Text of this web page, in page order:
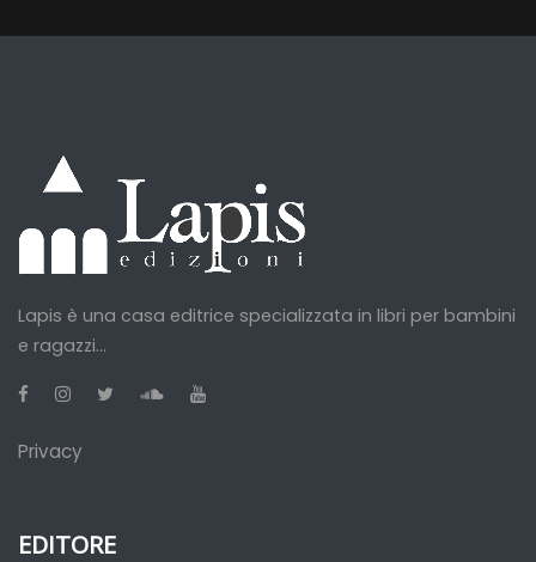
Lapis è una casa editrice specializzata in libri per bambini
e ragazzi...
Privacy
EDITORE